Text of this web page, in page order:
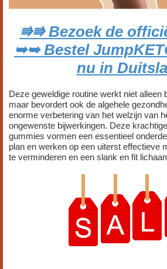
⭆⭆ Bezoek de
➥➥ Bestel
nu in
Deze geweldige routine werkt niet alleen
maar bevordert ook de algehele
enorme verbetering van het welzijn van
ongewenste bijwerkingen. Deze
gummies vormen een essentieel
plan en werken op een uiterst effectieve
te verminderen en een slank en fit